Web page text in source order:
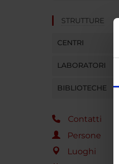
STRUTTURE
CENTRI
LABORATORI
BIBLIOTECHE
Contatti
Persone
Luoghi